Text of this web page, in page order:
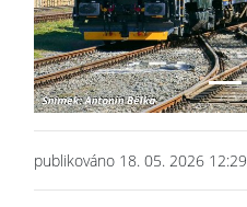
publikováno 18. 05. 2026 12:29